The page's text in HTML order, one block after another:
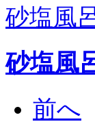
砂塩風
砂塩風
前へ